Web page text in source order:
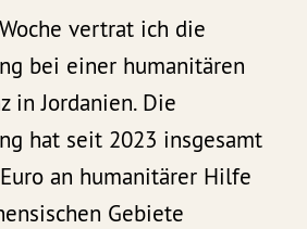
vertrat ich die
bei einer humanitären
in Jordanien. Die
hat seit 2023 insgesamt
an humanitärer Hilfe
Gebiete